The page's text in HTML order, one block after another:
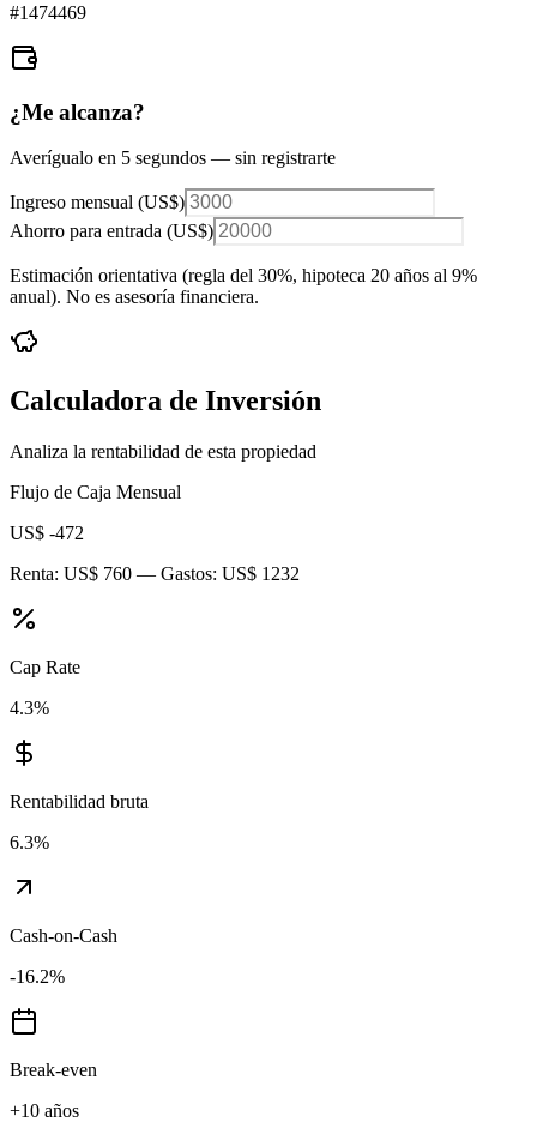
#1474469
¿Me alcanza?
Averígualo en 5 segundos — sin registrarte
Ingreso mensual (US$)
Ahorro para entrada (US$)
Estimación orientativa (regla del 30%, hipoteca 20 años al 9%
anual). No es asesoría financiera.
Calculadora de Inversión
Analiza la rentabilidad de esta propiedad
Flujo de Caja Mensual
US$ -472
Renta: US$ 760 — Gastos: US$ 1232
Cap Rate
4.3%
Rentabilidad bruta
6.3%
Cash-on-Cash
-16.2%
Break-even
+10 años